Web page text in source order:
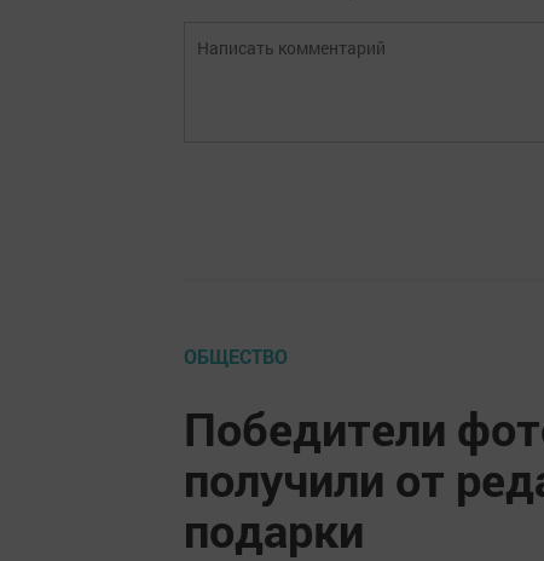
ОБЩЕСТВО
Победители
получили от
подарки